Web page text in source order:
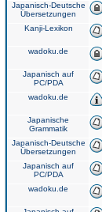
Japanisch-Deutsche
Übersetzungen
Kanji-Lexikon
wadoku.de
Japanisch auf
PC/PDA
wadoku.de
Japanische
Grammatik
Japanisch-Deutsche
Übersetzungen
Japanisch auf
PC/PDA
wadoku.de